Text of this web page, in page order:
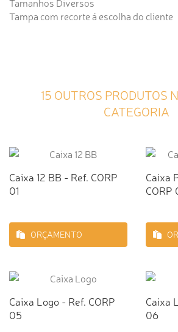
Tampa com recorte á escolha do cliente
15 OUTROS PRODUTOS
CATEGORIA
Caixa 12 BB - Ref. CORP
01
ORÇAMENTO
Caixa
CORP
Caixa Logo - Ref. CORP
05
Caixa
06